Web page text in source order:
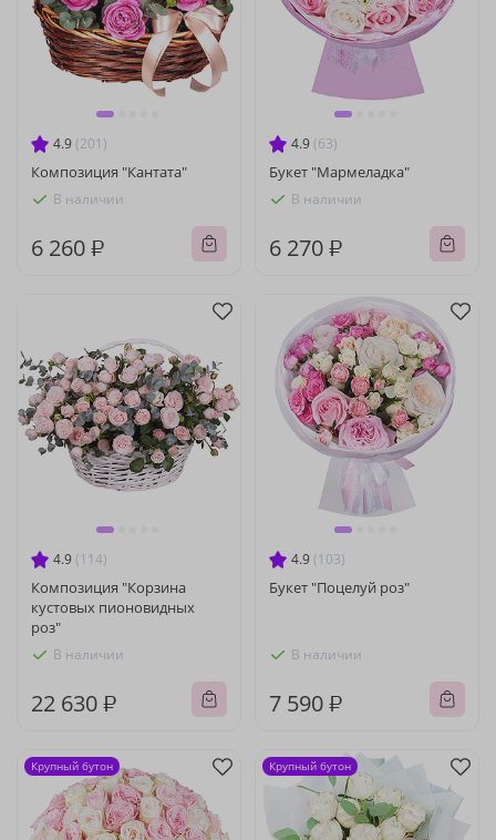
4.9 (201)
Композиция "Кантата"
В наличии
6 260 ₽
4.9 (63)
Букет "Мармеладка"
В наличии
6 270 ₽
4.9 (114)
Композиция "Корзина
кустовых пионовидных
роз"
В наличии
22 630 ₽
4.9 (103)
Букет "Поцелуй роз"
В наличии
7 590 ₽
Крупный бутон Крупный бутон